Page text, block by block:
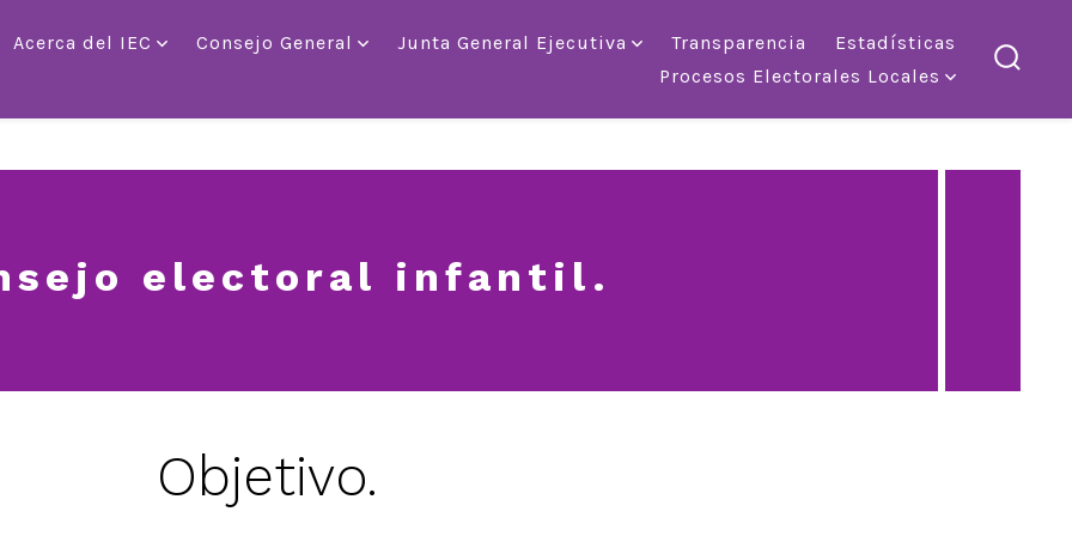
Acerca del IEC Consejo General Junta General Ejecutiva Transparencia
Estadísticas
Procesos Electorales Locales
electoral infantil.
Objetivo.